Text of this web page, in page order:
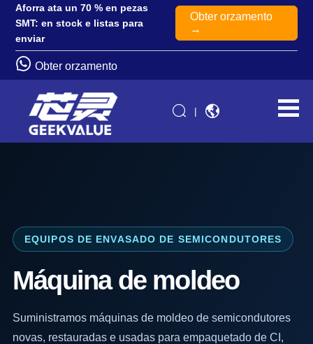
Aforra ata un 70 % en pezas
SMT: en stock e listas para
enviar
Obter orzamento
→
Obter orzamento
|
EQUIPOS DE ENVASADO DE SEMICONDUTORES
Máquina de moldeo
Suministramos máquinas de moldeo de semicondutores
novas, restauradas e usadas para empaquetado de CI,